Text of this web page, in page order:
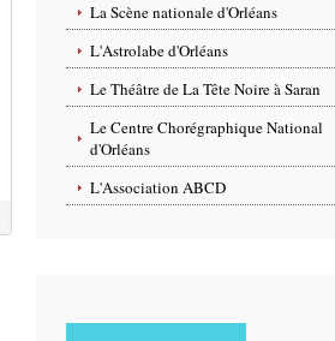
La Scène nationale d'Orléans
L'Astrolabe d'Orléans
Le Théâtre de La Tête Noire à Saran
Le Centre Chorégraphique National
d'Orléans
L'Association ABCD